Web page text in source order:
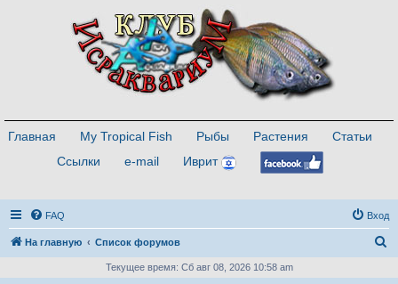
Главная My Tropical Fish Рыбы Растения
Статьи
Ссылки
e-mail Иврит
FAQ Вход
На главную Список форумов
Текущее время: Сб авг 08, 2026 10:58 am